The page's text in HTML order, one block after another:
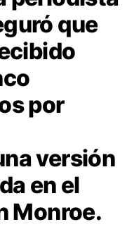
que
por
versión
en el
Monroe.